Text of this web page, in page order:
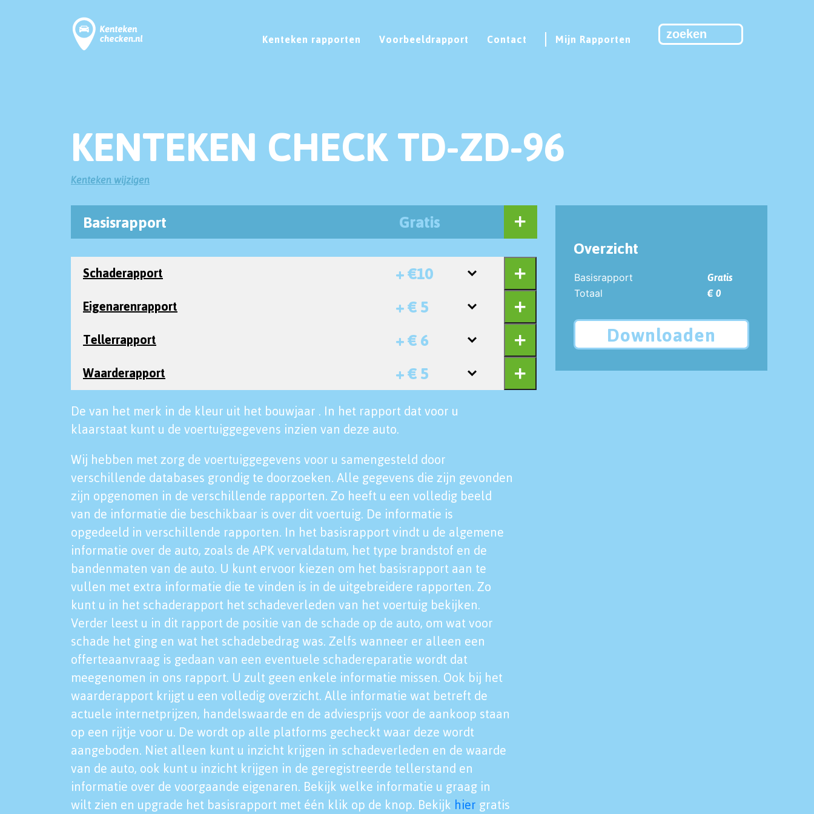
Kenteken rapporten Voorbeeldrapport Contact Mijn Rapporten
KENTEKEN CHECK TD-ZD-96
Kenteken wijzigen
Basisrapport Gratis
Schaderapport + €10
Eigenarenrapport + € 5
Tellerrapport + € 6
Waarderapport + € 5
De van het merk in de kleur uit het bouwjaar . In het rapport dat voor u
klaarstaat kunt u de voertuiggegevens inzien van deze auto.
Wij hebben met zorg de voertuiggegevens voor u samengesteld door
verschillende databases grondig te doorzoeken. Alle gegevens die zijn gevonden
zijn opgenomen in de verschillende rapporten. Zo heeft u een volledig beeld
van de informatie die beschikbaar is over dit voertuig. De informatie is
opgedeeld in verschillende rapporten. In het basisrapport vindt u de algemene
informatie over de auto, zoals de APK vervaldatum, het type brandstof en de
bandenmaten van de auto. U kunt ervoor kiezen om het basisrapport aan te
vullen met extra informatie die te vinden is in de uitgebreidere rapporten. Zo
kunt u in het schaderapport het schadeverleden van het voertuig bekijken.
Verder leest u in dit rapport de positie van de schade op de auto, om wat voor
schade het ging en wat het schadebedrag was. Zelfs wanneer er alleen een
offerteaanvraag is gedaan van een eventuele schadereparatie wordt dat
meegenomen in ons rapport. U zult geen enkele informatie missen. Ook bij het
waarderapport krijgt u een volledig overzicht. Alle informatie wat betreft de
actuele internetprijzen, handelswaarde en de adviesprijs voor de aankoop staan
op een rijtje voor u. De wordt op alle platforms gecheckt waar deze wordt
aangeboden. Niet alleen kunt u inzicht krijgen in schadeverleden en de waarde
van de auto, ook kunt u inzicht krijgen in de geregistreerde tellerstand en
informatie over de voorgaande eigenaren. Bekijk welke informatie u graag in
wilt zien en upgrade het basisrapport met één klik op de knop. Bekijk hier gratis
Overzicht
Basisrapport
Gratis
Totaal
€ 0
Downloaden